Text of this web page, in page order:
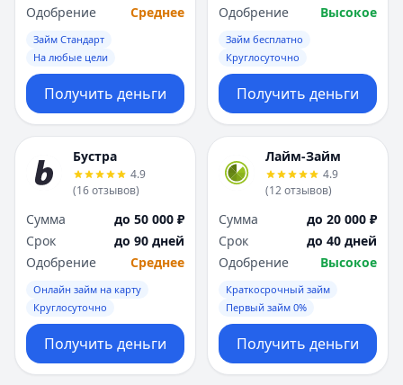
Одобрение
Среднее
Займ Стандарт
На любые цели
Получить деньги
Одобрение
Высокое
Займ бесплатно
Круглосуточно
Получить деньги
Бустра
4.9
(16отзывов)
Сумма
до 50 000 ₽
Срок
до 90 дней
Одобрение
Среднее
Онлайн займ на карту
Круглосуточно
Получить деньги
Лайм-Займ
4.9
(12отзывов)
Сумма
до 20 000 ₽
Срок
до 40 дней
Одобрение
Высокое
Краткосрочный займ
Первый займ 0%
Получить деньги